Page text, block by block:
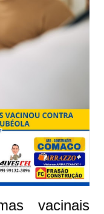
vacinais